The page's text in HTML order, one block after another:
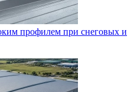
профилем при снеговых и